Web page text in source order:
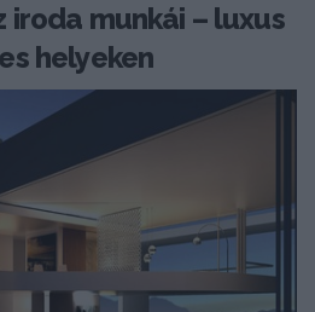
iroda munkái – luxus
helyeken